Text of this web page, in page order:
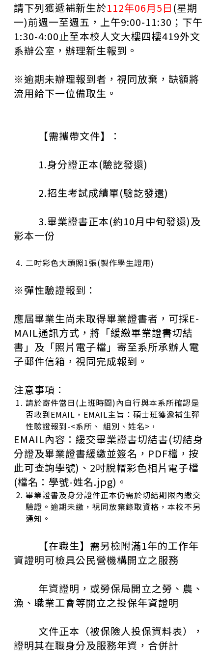
請下列獲遞補新生於112年06月5日 (星期
一)前週一至週五，上午9:00-11:30 ；下午
1:30-4:00止至本校人文大樓四樓419外文
系辦公室，辦理新生報到。
※逾期未辦理報到者，視同放棄，缺額將
流用給下一位備取生。
【需攜帶文件】：
1.身分證正本(驗訖發還)
2.招生考試成績單(驗訖發還)
3.畢業證書正本(約10月中旬發還)及
影本一份
二吋彩色大頭照1張(製作學生證用)
※彈性驗證報到：
應屆畢業生尚未取得畢業證書者，可採E-
MAIL通訊方式，將「緩繳畢業證書切結
書」及「照片電子檔」寄至系所承辦人電
子郵件信箱，視同完成報到。
注意事項：
請於寄件當日(上班時間)內自行與本系所確認是
否收到EMAIL ， EMAIL主旨：碩士班獲遞補生彈
性驗證報到-<系所、 組別、姓名> ，
EMAIL內容：緩交畢業證書切結書(切結身
分證及畢業證書緩繳並簽名， PDF檔，按
此可查詢學號) 、 2吋脫帽彩色相片電子檔
(檔名：學號-姓名.jpg) 。
畢業證書及身分證件正本仍需於切結期限內繳交
驗證。逾期未繳，視同放棄錄取資格，本校不另
通知。
【在職生】需另檢附滿1年的工作年
資證明可檢具公民營機構開立之服務
年資證明，或勞保局開立之勞、農、
漁、職業工會等開立之投保年資證明
文件正本（被保險人投保資料表），
證明其在職身分及服務年資，合併計